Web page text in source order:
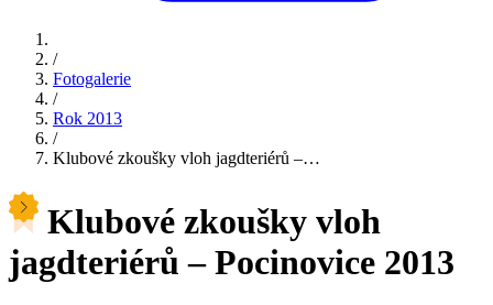
/
Fotogalerie
/
Rok 2013
/
Klubové zkoušky vloh jagdteriérů –…
Klubové zkoušky vloh
jagdteriérů – Pocinovice 2013